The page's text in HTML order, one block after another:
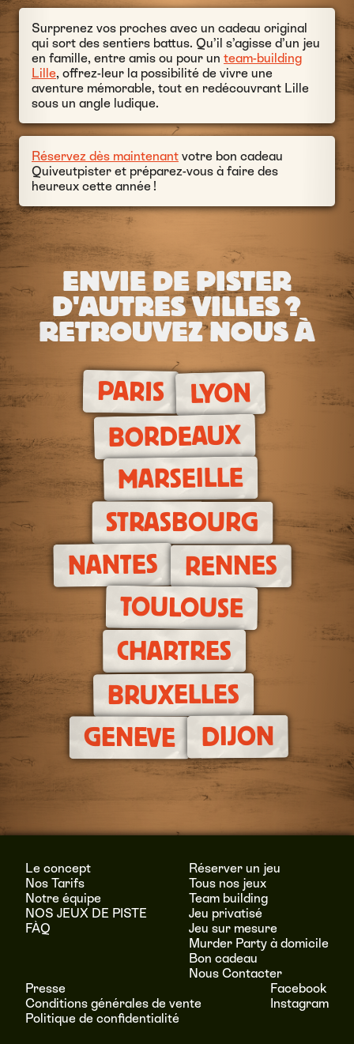
Surprenez vos proches avec un cadeau original
qui sort des sentiers battus. Qu’il s’agisse d’un jeu
en famille, entre amis ou pour un team-building
Lille, offrez-leur la possibilité de vivre une
aventure mémorable, tout en redécouvrant Lille
sous un angle ludique.
Réservez dès maintenant votre bon cadeau
Quiveutpister et préparez-vous à faire des
heureux cette année !
ENVIE DE PISTER
D'AUTRES VILLES ?
RETROUVEZ NOUS À
PARIS LYON
BORDEAUX
MARSEILLE
STRASBOURG
NANTES RENNES
TOULOUSE
CHARTRES
BRUXELLES
GENEVE DIJON
Le concept
Nos Tarifs
Notre équipe
NOS JEUX DE PISTE
FÀQ
Réserver un jeu
Tous nos jeux
Team building
Jeu privatisé
Jeu sur mesure
Murder Party à domicile
Bon cadeau
Nous Contacter
Presse
Conditions générales de vente
Politique de confidentialité
Facebook
Instagram